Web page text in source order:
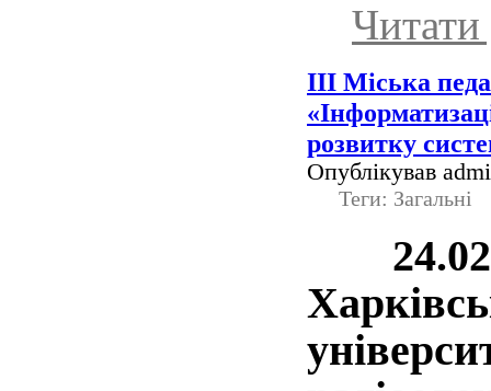
ІІІ Міська
розвитку
Опублікував
Теги: Загальні